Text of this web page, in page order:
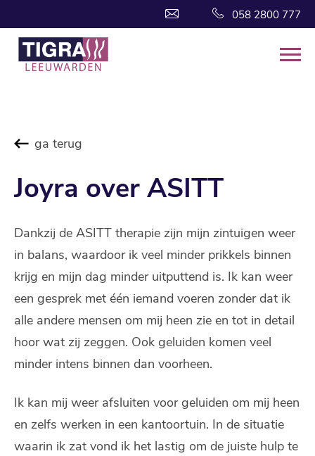
058 2800 777
ga terug
Joyra over ASITT
Dankzij de ASITT therapie zijn mijn zintuigen weer
in balans, waardoor ik veel minder prikkels binnen
krijg en mijn dag minder uitputtend is. Ik kan weer
een gesprek met één iemand voeren zonder dat ik
alle andere mensen om mij heen zie en tot in detail
hoor wat zij zeggen. Ook geluiden komen veel
minder intens binnen dan voorheen.
Ik kan mij weer afsluiten voor geluiden om mij heen
en zelfs werken in een kantoortuin. In de situatie
waarin ik zat vond ik het lastig om de juiste hulp te